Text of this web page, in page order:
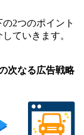
2つのポイント
ていきます。
次なる広告戦略